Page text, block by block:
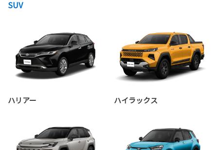
SUV
ハリアー ハイラックス